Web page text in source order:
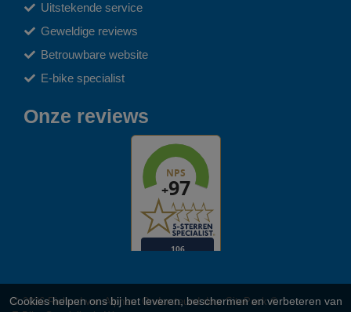
Uitstekende service
Geweldige reviews
Betrouwbare website
E-bike specialist
Onze reviews
© 2026 Richard van Alphen. Ondersteund doorSitePack ®
Cookies helpen ons bij het leveren, beschermen en verbeteren van